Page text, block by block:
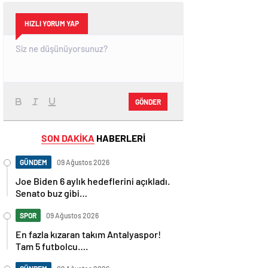
HIZLI YORUM YAP
GÖNDER
SON DAKİKA HABERLERİ
GÜNDEM 09 Ağustos 2026
Joe Biden 6 aylık hedeflerini açıkladı.
Senato buz gibi…
SPOR 09 Ağustos 2026
En fazla kızaran takım Antalyaspor!
Tam 5 futbolcu….